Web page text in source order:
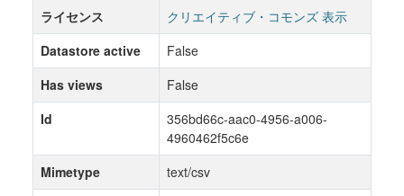
ライセンス
クリエイティブ・コモンズ 表示
Datastore active
False
Has views
False
Id
356bd66c-aac0-4956-a006-
4960462f5c6e
Mimetype
text/csv